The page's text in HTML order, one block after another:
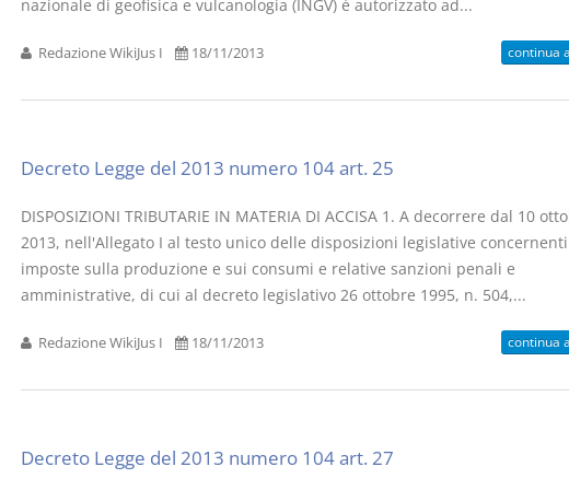
nazionale di geofisica e vulcanologia (INGV) è autorizzato ad...
Redazione WikiJus I 18/11/2013 continua
Decreto Legge del 2013 numero 104 art. 25
DISPOSIZIONI TRIBUTARIE IN MATERIA DI ACCISA 1. A decorrere dal 10
2013, nell'Allegato I al testo unico delle disposizioni legislative
imposte sulla produzione e sui consumi e relative sanzioni penali e
amministrative, di cui al decreto legislativo 26 ottobre 1995, n. 504,...
Redazione WikiJus I 18/11/2013 continua
Decreto Legge del 2013 numero 104 art. 27